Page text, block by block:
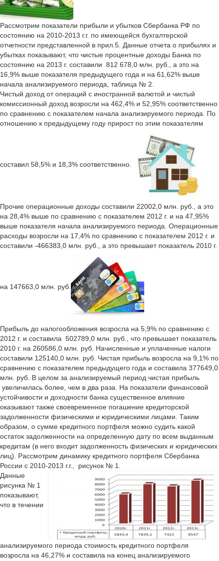
Рассмотрим показатели прибыли и убытков Сбербанка РФ по
состоянию на 2010-2013 г.г. по имеющейся бухгалтерской
отчетности представленной в прил.5. Данные отчета о прибылях и
убытках показывают, что чистые процентные доходы Банка по
состоянию на 2013 г. составили 812 678,0 млн. руб., а это на
16,9% выше показателя предыдущего года и на 61,62% выше
начала анализируемого периода, таблица № 2.
Чистый доход от операций с иностранной валютой и чистый
комиссионный доход возросли на 462,4% и 52,95% соответственно
по сравнению с показателем начала анализируемого периода. По
отношению к предыдущему году прирост по этим показателям
составил 58,5% и 18,3% соответственно.
Прочие операционные доходы составили 22002,0 млн. руб., а это
на 28,4% выше по сравнению с показателем 2012 г. и на 47,95%
выше показателя начала анализируемого периода. Операционные
расходы возросли на 17,4% по сравнению с показателем 2012 г. и
составили -466383,0 млн. руб., а это превышает показатель 2010 г.
на 147663,0 млн. руб.
Прибыль до налогообложения возросла на 5,9% по сравнению с
2012 г. и составила 502789,0 млн. руб., что превышает показатель
2010 г. на 260586,0 млн. руб. Начисленные и уплаченные налоги
составили 125140,0 млн. руб. Чистая прибыль возросла на 9,1% по
сравнению с показателем предыдущего года и составила 377649,0
млн. руб. В целом за анализируемый период чистая прибыль
увеличилась более, чем в два раза. На показатели финансовой
устойчивости и доходности банка существенное влияние
оказывают также своевременное погашение кредиторской
задолженности физическими и юридическими лицами. Таким
образом, о сумме кредитного портфеля можно судить какой
остаток задолженности на определенную дату по всем выданным
кредитам (в него входит задолженность физических и юридических
лиц). Рассмотрим динамику кредитного портфеля Сбербанка
России с 2010-2013 г.г., рисунок № 1.
Данные
рисунка № 1
показывают,
что в течении
анализируемого периода стоимость кредитного портфеля
возросла на 46,27% и составила на конец анализируемого